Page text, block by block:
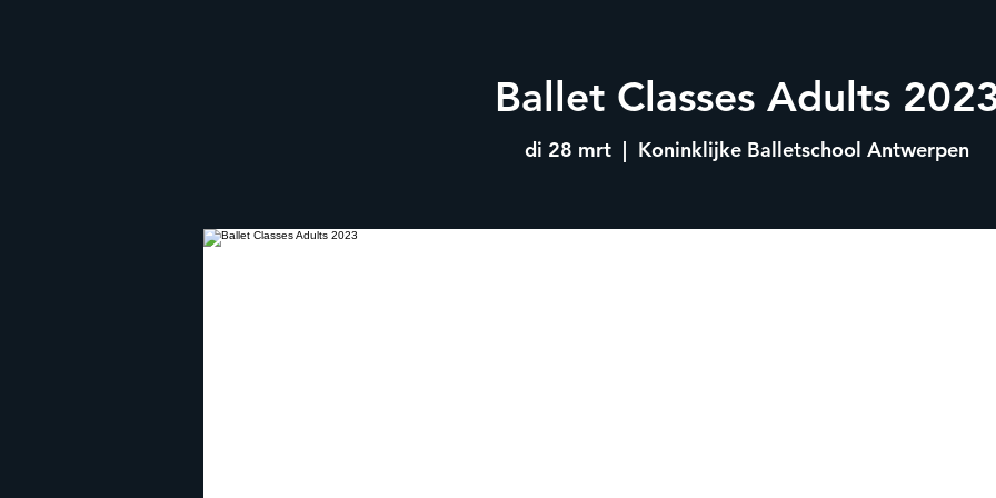
Ballet Classes Adults
di 28 mrt
  |
Koninklijke Balletschool Antwerpen